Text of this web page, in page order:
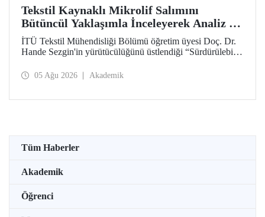
Tekstil Kaynaklı Mikrolif Salımını
Bütüncül Yaklaşımla İnceleyerek Analiz ve
Azaltım Stratejileri Geliştirecek Projeye
TÜBİTAK Desteği
İTÜ Tekstil Mühendisliği Bölümü öğretim üyesi Doç. Dr.
Hande Sezgin'in yürütücülüğünü üstlendiği “Sürdürülebilir
Koşullarına Bağlı Mikrolif Salımı: Aşınma, UV Maruziyeti
05 Ağu 2026 Akademik
Tüm Haberler
Akademik
Öğrenci